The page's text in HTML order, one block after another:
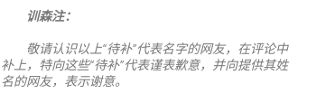
训森注：
敬请认识以上“待补”代表名字的网友，在评论中
补上，特向这些“待补”代表谨表歉意，并向提供其姓
名的网友，表示谢意。